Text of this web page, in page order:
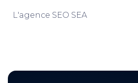
L'agence SEO SEA